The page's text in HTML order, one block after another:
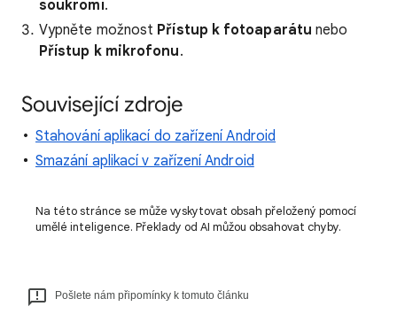
soukromí.
Vypněte možnost Přístup k fotoaparátu nebo
Přístup k mikrofonu.
Související zdroje
Stahování aplikací do zařízení Android
Smazání aplikací v zařízení Android
Na této stránce se může vyskytovat obsah přeložený pomocí
umělé inteligence. Překlady od AI můžou obsahovat chyby.
Pošlete nám připomínky k tomuto článku